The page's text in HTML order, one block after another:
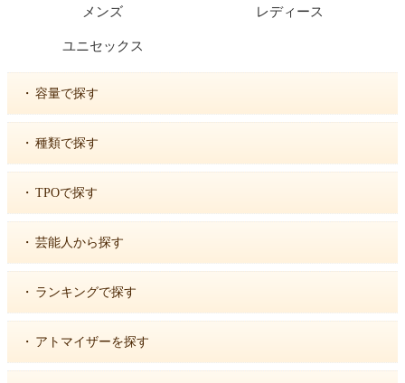
メンズ レディース
ユニセックス
・ 容量で探す
・ 種類で探す
・ TPOで探す
・ 芸能人から探す
・ ランキングで探す
・ アトマイザーを探す